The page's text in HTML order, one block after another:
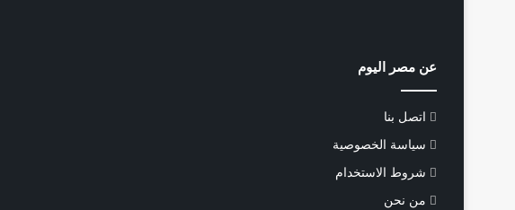
عن مصر اليوم
اتصل بنا
سياسة الخصوصية
شروط الاستخدام
من نحن